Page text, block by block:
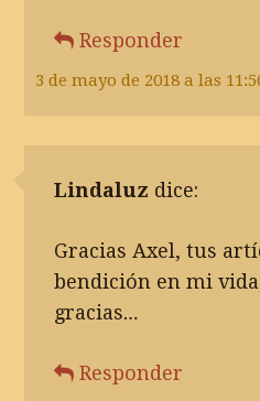
3 de mayo de 2018 a las
Responder
Lindaluz dice:
Gracias Axel, tus
bendición en mi
gracias…
Responder